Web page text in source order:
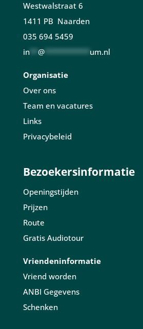
Westwalstraat 6
1411 PB Naarden
035 694 5459
in** @*********** um.nl
Organisatie
Over ons
Team en vacatures
Links
Privacybeleid
Bezoekersinformatie
Openingstijden
Prijzen
Route
Gratis Audiotour
Vriendeninformatie
Vriend worden
ANBI Gegevens
Schenken